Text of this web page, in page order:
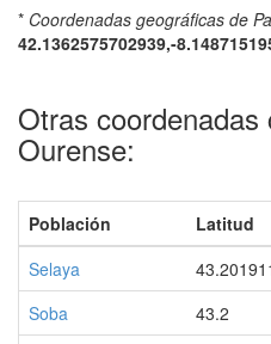
* Coordenadas geográficas de
42.1362575702939,-
Otras coordenadas
Ourense:
Población Latitud
Selaya
Soba
43.2